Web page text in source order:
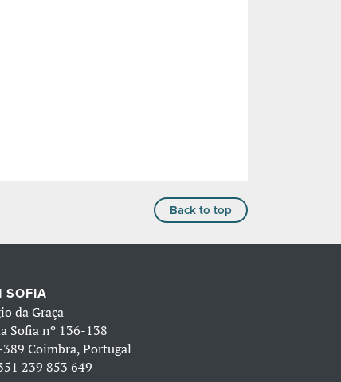
Back to top
SOFIA
da Graça
Sofia nº 136-138
Coimbra, Portugal
239 853 649